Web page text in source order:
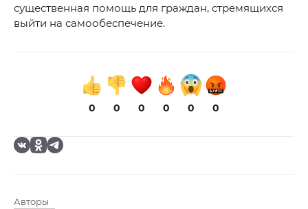
существенная помощь для граждан, стремящихся
выйти на самообеспечение.
0 0 0 0 0 0
Авторы